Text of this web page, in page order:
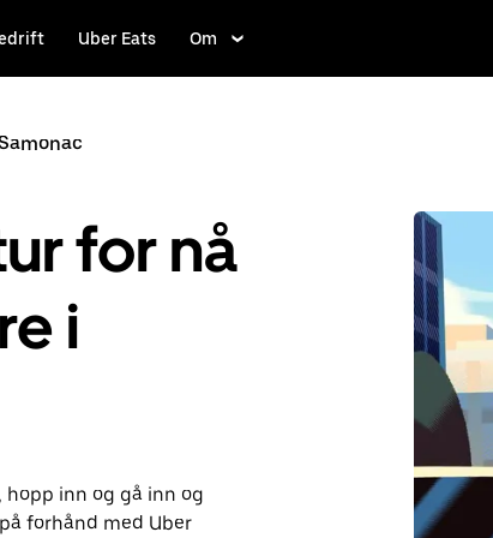
Uber Eats Om
for nå
i
inn og gå inn og
forhånd med Uber